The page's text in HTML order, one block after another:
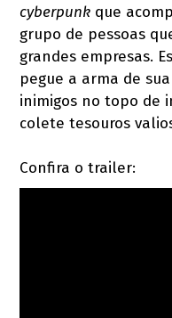
cyberpunk que
grupo de pessoas
grandes empresas.
pegue a arma de
inimigos no topo de
colete tesouros
Confira o trailer: